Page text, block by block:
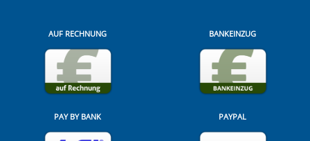
AUF RECHNUNG BANKEINZUG
PAY BY BANK PAYPAL